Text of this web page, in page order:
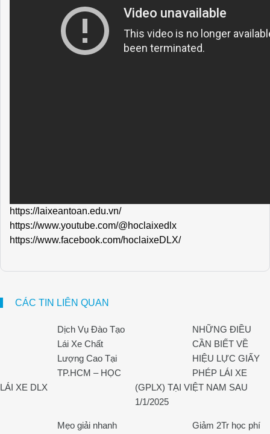
https://laixeantoan.edu.vn/
https://www.youtube.com/@hoclaixedlx
https://www.facebook.com/hoclaixeDLX/
CÁC TIN LIÊN QUAN
Dịch Vụ Đào Tạo
Lái Xe Chất
Lượng Cao Tại
TP.HCM – HỌC
LÁI XE DLX
NHỮNG ĐIỀU
CẦN BIẾT VỀ
HIỆU LỰC GIẤY
PHÉP LÁI XE
(GPLX) TẠI VIỆT NAM SAU
1/1/2025
Mẹo giải nhanh
Giảm 2Tr học phí